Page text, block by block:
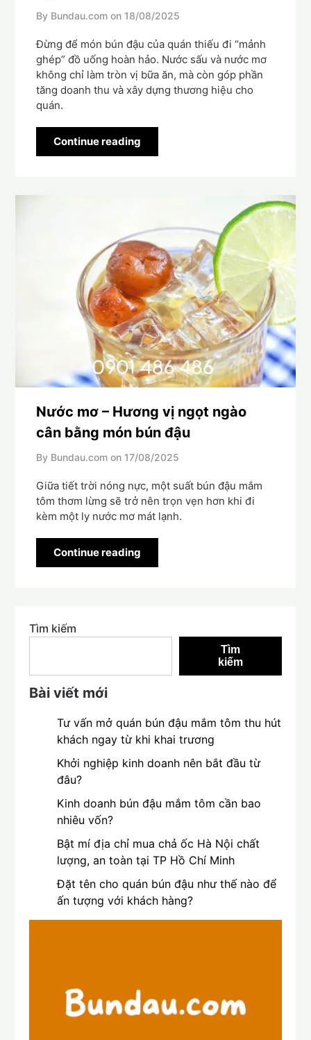
By Bundau.com on 18/08/2025
Đừng để món bún đậu của quán thiếu đi “mảnh
ghép” đồ uống hoàn hảo. Nước sấu và nước mơ
không chỉ làm tròn vị bữa ăn, mà còn góp phần
tăng doanh thu và xây dựng thương hiệu cho
quán.
Continue reading
Nước mơ – Hương vị ngọt ngào
cân bằng món bún đậu
By Bundau.com on 17/08/2025
Giữa tiết trời nóng nực, một suất bún đậu mắm
tôm thơm lừng sẽ trở nên trọn vẹn hơn khi đi
kèm một ly nước mơ mát lạnh.
Continue reading
Tìm kiếm
Tìm
kiếm
Bài viết mới
Tư vấn mở quán bún đậu mắm tôm thu hút
khách ngay từ khi khai trương
Khởi nghiệp kinh doanh nên bắt đầu từ
đâu?
Kinh doanh bún đậu mắm tôm cần bao
nhiêu vốn?
Bật mí địa chỉ mua chả ốc Hà Nội chất
lượng, an toàn tại TP Hồ Chí Minh
Đặt tên cho quán bún đậu như thế nào để
ấn tượng với khách hàng?